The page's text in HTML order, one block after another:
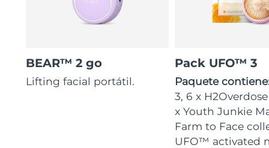
BEAR™ 2 go
Lifting facial portátil.
Pack UFO™ 3
Paquete
3, 6 x
x Youth Junkie
Farm to Face
UFO™ activated